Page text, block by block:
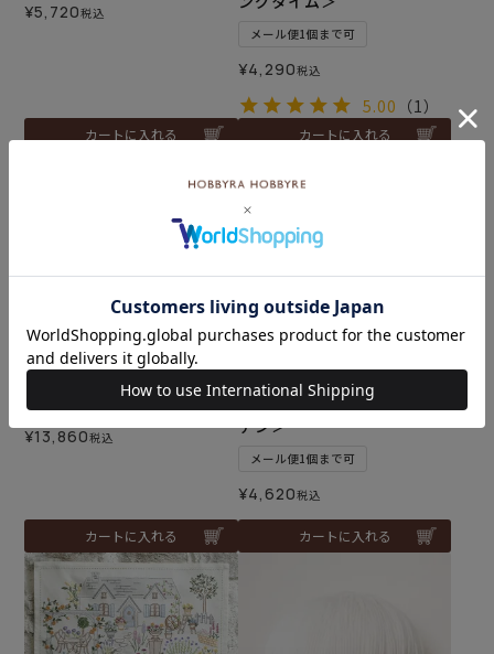
¥5,720税込
カートに入れる
メール便1個まで可
¥4,290税込
5.00 （1）
カートに入れる
クロスステッチフレーム＜
憧れのお庭から＞
¥13,860税込
カートに入れる
ステッチクロス＜マイガー
デン＞
メール便1個まで可
¥4,620税込
カートに入れる